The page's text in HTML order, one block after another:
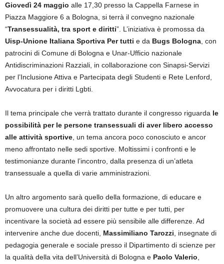
Giovedì 24 maggio alle 17,30 presso la Cappella Farnese in
Piazza Maggiore 6 a Bologna, si terrà il convegno nazionale
“Transessualità, tra sport e diritti”. L’iniziativa è promossa da
Uisp-Unione Italiana Sportiva Per tutti e da Bugs Bologna , con
patrocini di Comune di Bologna e Unar-Ufficio nazionale
Antidiscriminazioni Razziali, in collaborazione con Sinapsi-Servizi
per l’Inclusione Attiva e Partecipata degli Studenti e Rete Lenford,
Avvocatura per i diritti Lgbti.
Il tema principale che verrà trattato durante il congresso riguarda le
possibilità per le persone transessuali di aver libero accesso
alle attività sportive , un tema ancora poco conosciuto e ancor
meno affrontato nelle sedi sportive. Moltissimi i confronti e le
testimonianze durante l’incontro, dalla presenza di un’atleta
transessuale a quella di varie amministrazioni.
Un altro argomento sarà quello della formazione, di educare e
promuovere una cultura dei diritti per tutte e per tutti, per
incentivare la società ad essere più sensibile alle differenze. Ad
intervenire anche due docenti, Massimiliano Tarozzi , insegnate di
pedagogia generale e sociale presso il Dipartimento di scienze per
la qualità della vita dell’Università di Bologna e Paolo Valerio